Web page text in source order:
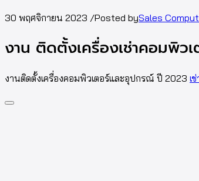
30 พฤศจิกายน 2023 /Posted bySales
งาน ติดตั้งเครื่องเช่าคอมพิว
งานติดตั้งเครื่องคอมพิวเตอร์และอุปกรณ์ ปี 2023 เ